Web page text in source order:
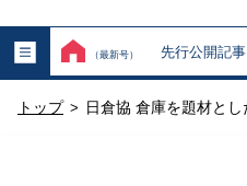
ニ
ュ
（最新号） 先行公開記事
トップ > 日倉協 倉庫を題材と